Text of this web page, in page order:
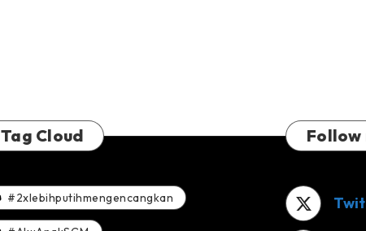
Tag Cloud
#2xlebihputihmengencangkan
Follow